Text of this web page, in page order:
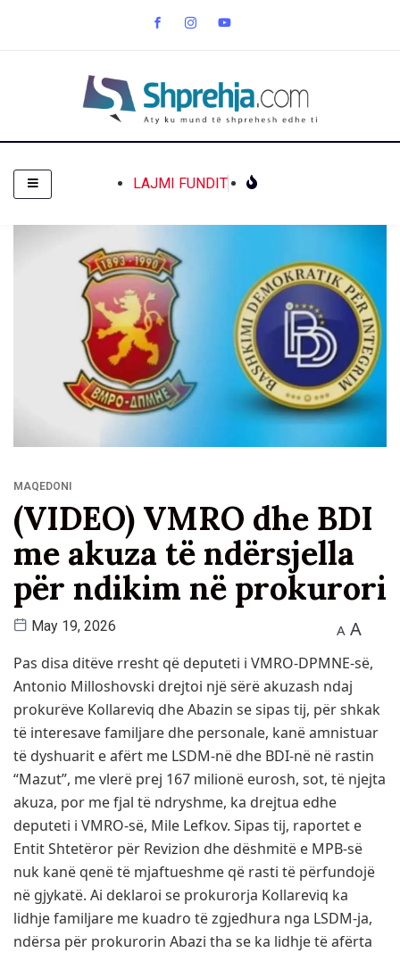
LAJMI FUNDIT
MAQEDONI
(VIDEO) VMRO dhe BDI
me akuza të ndërsjella
për ndikim në prokurori
May 19, 2026 A A
Pas disa ditëve rresht që deputeti i VMRO-DPMNE-së,
Antonio Milloshovski drejtoi një sërë akuzash ndaj
prokurëve Kollareviq dhe Abazin se sipas tij, për shkak
të interesave familjare dhe personale, kanë amnistuar
të dyshuarit e afërt me LSDM-në dhe BDI-në në rastin
“Mazut”, me vlerë prej 167 milionë eurosh, sot, të njejta
akuza, por me fjal të ndryshme, ka drejtua edhe
deputeti i VMRO-së, Mile Lefkov. Sipas tij, raportet e
Entit Shtetëror për Revizion dhe dëshmitë e MPB-së
nuk kanë qenë të mjaftueshme që rasti të përfundojë
në gjykatë. Ai deklaroi se prokurorja Kollareviq ka
lidhje familjare me kuadro të zgjedhura nga LSDM-ja,
ndërsa për prokurorin Abazi tha se ka lidhje të afërta